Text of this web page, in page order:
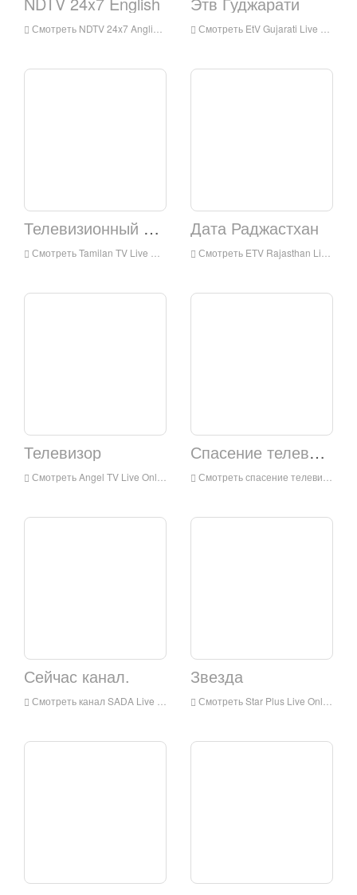
Смотреть NDTV 24x7 Anglish Live Treating Online, NDTV 24x7 Anglish Live Streaming, NDTV 24x7 English - телевизионная станция в Индии Смотреть EtV Gujarati Live Online, ETV Gujarati HD Live Treating, ETV Gujarati Watch Live TV из Индии
Телевизионный шторм
Смотреть Tamilan TV Live Online, Tamilan TV HD Live Treating, Tamilan TV Watch Live TV из Индии
Дата Раджастхан
Смотреть ETV Rajasthan Live Online, ETV Rajasthan HD Live Streaming, ETV Rajasthan Watch Live TV из Индии
Телевизор
Смотреть Angel TV Live Online, Angel TV HD Live Treating, Angel TV Watch Live TV из Индии
Спасение телевизора
Смотреть спасение телевизор в прямом эфире, спасение Телевизор HD Live Treating, Salvation TV Watch Live TV из Индии
Сейчас канал.
Смотреть канал SADA Live Online, SADA Channel HD Live Treating, SADA Channel Watch Live TV из Индии
Звезда
Смотреть Star Plus Live Online, Star Plus HD Live Treating, Star Plus Watch Live TV из Индии